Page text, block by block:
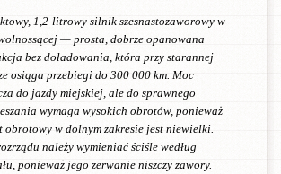
1,2-litrowy silnik szesnastozaworowy w
— prosta, dobrze opanowana
bez doładowania, która przy starannej
osiąga przebiegi do 300 000 km. Moc
do jazdy miejskiej, ale do sprawnego
wymaga wysokich obrotów, ponieważ
obrotowy w dolnym zakresie jest niewielki.
należy wymieniać ściśle według
ponieważ jego zerwanie niszczy zawory.